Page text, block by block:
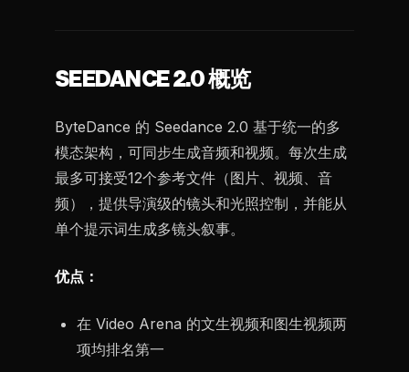
SEEDANCE 2.0 概览
ByteDance 的 Seedance 2.0 基于统一的多
模态架构，可同步生成音频和视频。每次生成
最多可接受12个参考文件（图片、视频、音
频），提供导演级的镜头和光照控制，并能从
单个提示词生成多镜头叙事。
优点：
在 Video Arena 的文生视频和图生视频两
项均排名第一